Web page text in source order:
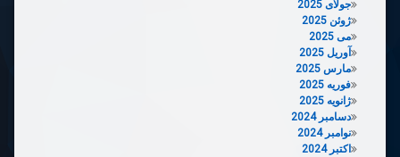
جولای 2025
ژوئن 2025
می 2025
آوریل 2025
مارس 2025
فوریه 2025
ژانویه 2025
دسامبر 2024
نوامبر 2024
اکتبر 2024